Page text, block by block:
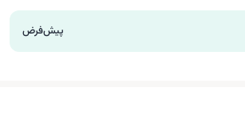
پیش‌فرض